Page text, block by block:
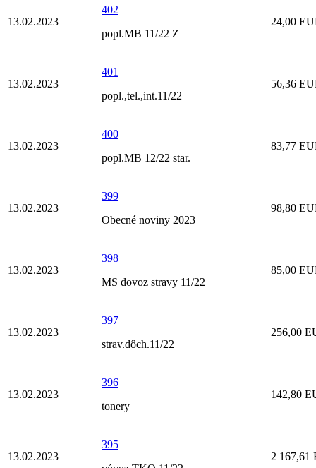
13.02.2023
402
popl.MB 11/22 Z
24,00
13.02.2023
401
popl.,tel.,int.11/22
56,36
13.02.2023
400
popl.MB 12/22 star.
83,77
13.02.2023
399
Obecné noviny 2023
98,80
13.02.2023
398
MS dovoz stravy 11/22
85,00
13.02.2023
397
strav.dôch.11/22
256,00
13.02.2023
396
tonery
142,80
13.02.2023
395
2 167,61